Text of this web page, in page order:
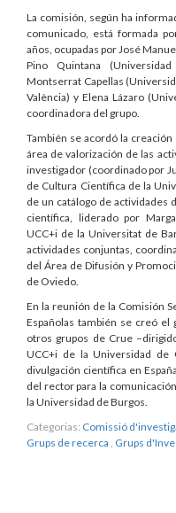
La comisión, según ha
comunicado, está formada
años, ocupadas por José
Pino Quintana
Montserrat Capellas
València) y Elena Lázaro
coordinadora del grupo.
También se acordó la
área de valorización de las
investigador (coordinado por
de Cultura Científica de la
de un catálogo de actividades
científica, liderado por
UCC+i de la Universitat de
actividades conjuntas,
del Área de Difusión y
de Oviedo.
En la reunión de la Comisión
Españolas también se creó
otros grupos de Crue
UCC+i de la Universidad de
divulgación científica en
del rector para la
la Universidad de Burgos.
Categorias: Comissió
Grups de recerca Grups